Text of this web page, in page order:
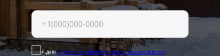
Я даюсогласие на обработку персональных данных